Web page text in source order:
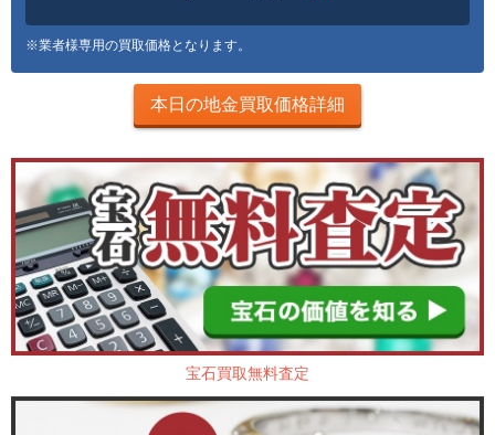
※業者様専用の買取価格となります。
本日の地金買取価格詳細
宝石買取無料査定